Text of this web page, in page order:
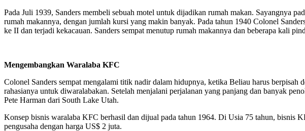
Pada Juli 1939, Sanders membeli sebuah motel untuk dijadikan rumah makan. Sayangnya
rumah makannya, dengan jumlah kursi yang makin banyak. Pada tahun 1940 Colonel
ke II dan terjadi kekacauan. Sanders sempat menutup rumah makannya dan beberapa kali
Mengembangkan Waralaba KFC
Colonel Sanders sempat mengalami titik nadir dalam hidupnya, ketika Beliau harus
rahasianya untuk diwaralabakan. Setelah menjalani perjalanan yang panjang dan banyak
Pete Harman dari South Lake Utah.
Konsep bisnis waralaba KFC berhasil dan dijual pada tahun 1964. Di Usia 75 tahun, bisnis
pengusaha dengan harga US$ 2 juta.